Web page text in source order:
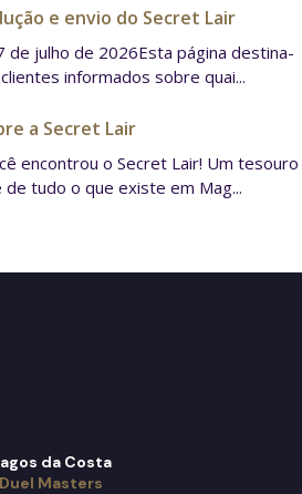
e envio do Secret Lair
de julho de 2026Esta página destina-
informados sobre quai...
a Secret Lair
encontrou o Secret Lair! Um tesouro
tudo o que existe em Mag...
da Costa
Duel Masters